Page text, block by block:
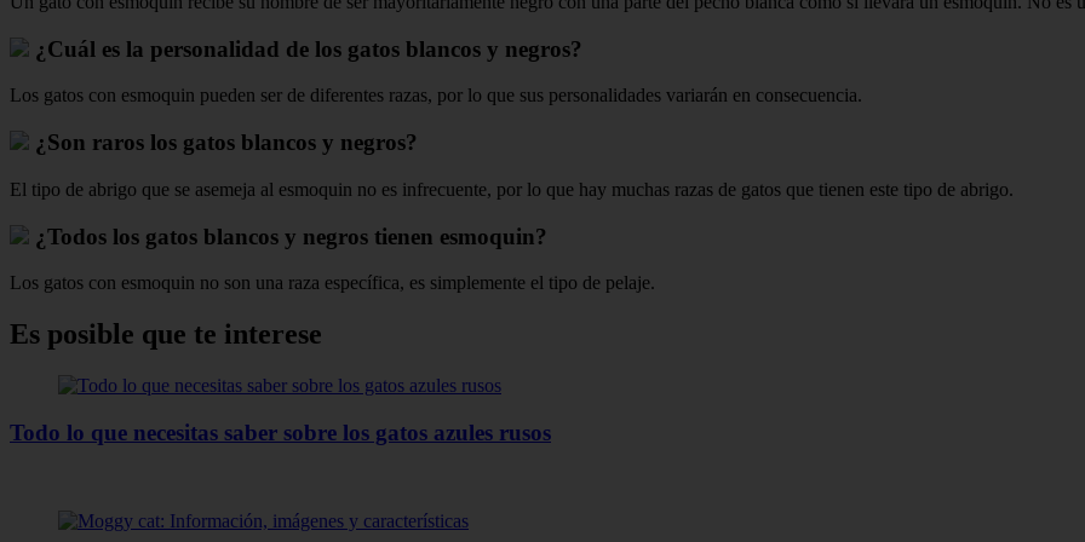
¿Cuál es la personalidad de los gatos blancos y negros?
Los gatos con esmoquin pueden ser de diferentes razas, por lo que sus personalidades variarán en consecuencia.
¿Son raros los gatos blancos y negros?
El tipo de abrigo que se asemeja al esmoquin no es infrecuente, por lo que hay muchas razas de gatos que tienen este tipo de abrigo.
¿Todos los gatos blancos y negros tienen esmoquin?
Los gatos con esmoquin no son una raza específica, es simplemente el tipo de pelaje.
Es posible que te interese
Todo lo que necesitas saber sobre los gatos azules rusos